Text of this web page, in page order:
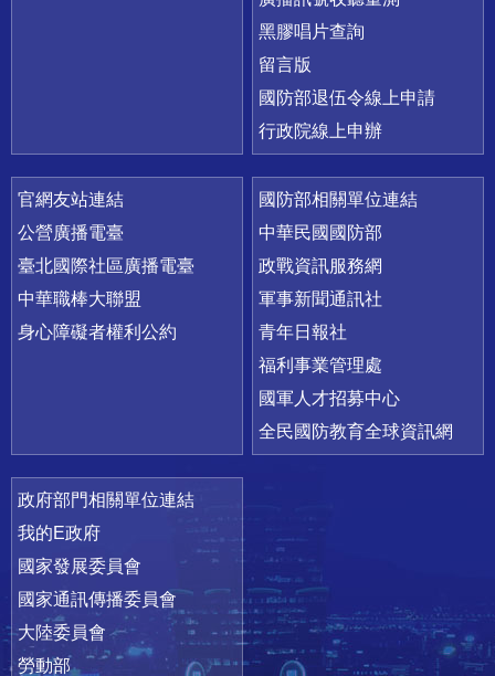
黑膠唱片查詢
留言版
國防部退伍令線上申請
行政院線上申辦
官網友站連結
公營廣播電臺
臺北國際社區廣播電臺
中華職棒大聯盟
身心障礙者權利公約
國防部相關單位連結
中華民國國防部
政戰資訊服務網
軍事新聞通訊社
青年日報社
福利事業管理處
國軍人才招募中心
全民國防教育全球資訊網
政府部門相關單位連結
我的E政府
國家發展委員會
國家通訊傳播委員會
大陸委員會
勞動部